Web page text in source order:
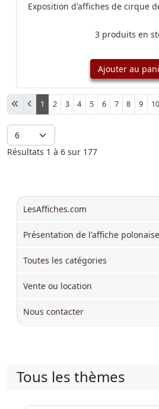
Exposition d'affiches de cirque
3 produits en
Ajouter au
Afficher #1 2 3 4 5 6 7 8 9 10
Résultats 1 à 6 sur 177
LesAffiches.com
Présentation de l'affiche polonaise
Toutes les catégories
Vente ou location
Nous contacter
Tous les thèmes